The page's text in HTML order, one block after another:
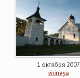
1 октября 2007
virineya